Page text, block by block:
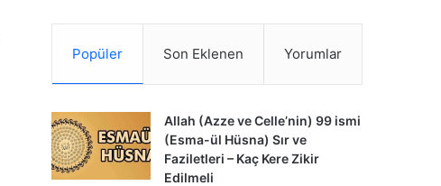
Popüler Son Eklenen Yorumlar
Allah (Azze ve Celle’nin) 99 ismi
(Esma-ül Hüsna) Sır ve
Faziletleri – Kaç Kere Zikir
Edilmeli